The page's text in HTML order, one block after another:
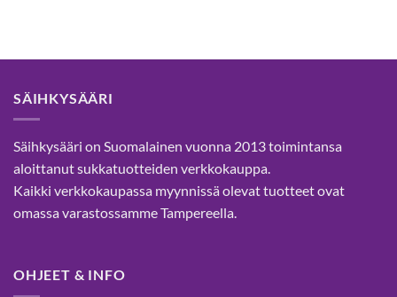
useampi
Voit
tuotteen
sivulla.
useampi
tuotteen
SÄIHKYSÄÄRI
Säihkysääri on Suomalainen vuonna 2013 toimintansa
aloittanut sukkatuotteiden verkkokauppa.
Kaikki verkkokaupassa myynnissä olevat tuotteet ovat
omassa varastossamme Tampereella.
OHJEET & INFO